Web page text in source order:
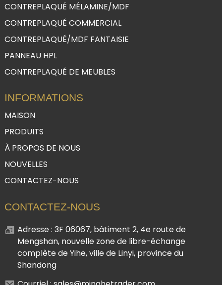
CONTREPLAQUÉ MÉLAMINE/MDF
CONTREPLAQUÉ COMMERCIAL
CONTREPLAQUÉ/MDF FANTAISIE
PANNEAU HPL
CONTREPLAQUÉ DE MEUBLES
INFORMATIONS
MAISON
PRODUITS
À PROPOS DE NOUS
NOUVELLES
CONTACTEZ-NOUS
CONTACTEZ-NOUS
Adresse : 3F 06067, bâtiment 2, 4e route de
Mengshan, nouvelle zone de libre-échange
complète de Yihe, ville de Linyi, province du
Shandong